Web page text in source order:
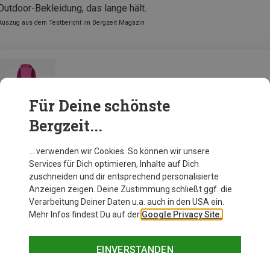
Bekleidung, das lange hält.
aus dem Testbericht im Bergzeit Magazin
Zur Produktseite
Für Deine schönste
Bergzeit...
… verwenden wir Cookies. So können wir unsere
Services für Dich optimieren, Inhalte auf Dich
zuschneiden und dir entsprechend personalisierte
Anzeigen zeigen. Deine Zustimmung schließt ggf. die
Verarbeitung Deiner Daten u.a. auch in den USA ein.
Mehr Infos findest Du auf der Google Privacy Site.
EINVERSTANDEN